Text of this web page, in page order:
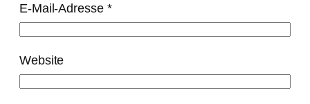
E-Mail-Adresse *
Website